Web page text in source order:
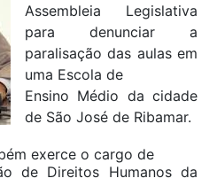
Assembleia Legislativa
para denunciar a
paralisação das aulas em
uma Escola de
Ensino Médio da cidade
de São José de Ribamar.
exerce o cargo de
de Direitos Humanos da